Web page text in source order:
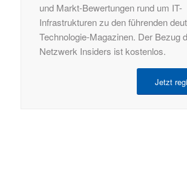
und Markt-Bewertungen rund um IT-
Infrastrukturen zu den führenden
Technologie-Magazinen. Der Bezug
Netzwerk Insiders ist kostenlos.
Jetzt